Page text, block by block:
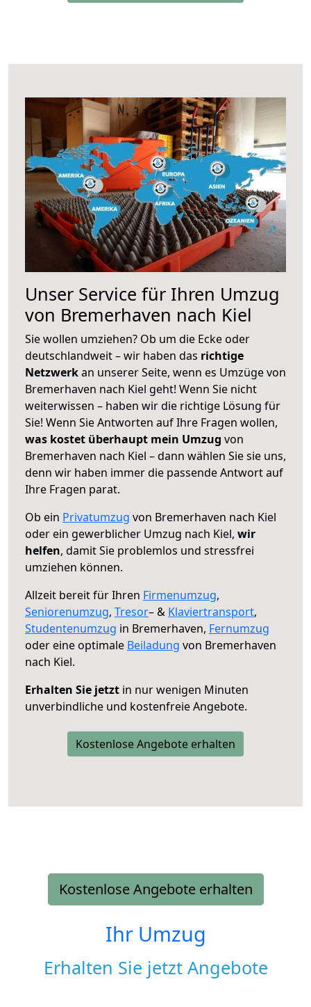
Unser Service für Ihren Umzug
von Bremerhaven nach Kiel
Sie wollen umziehen? Ob um die Ecke oder
deutschlandweit – wir haben das richtige
Netzwerkan unserer Seite, wenn es Umzüge von
Bremerhaven nach Kiel geht! Wenn Sie nicht
weiterwissen – haben wir die richtige Lösung für
Sie! Wenn Sie Antworten auf Ihre Fragen wollen,
was kostet überhaupt mein Umzug von
Bremerhaven nach Kiel – dann wählen Sie sie uns,
denn wir haben immer die passende Antwort auf
Ihre Fragen parat.
Ob ein Privatumzug von Bremerhaven nach Kiel
oder ein gewerblicher Umzug nach Kiel, wir
helfen, damit Sie problemlos und stressfrei
umziehen können.
Allzeit bereit für Ihren Firmenumzug,
Seniorenumzug, Tresor– & Klaviertransport,
Studentenumzug in Bremerhaven, Fernumzug
oder eine optimale Beiladung von Bremerhaven
nach Kiel.
Erhalten Sie jetzt in nur wenigen Minuten
unverbindliche und kostenfreie Angebote.
Kostenlose Angebote erhalten
Kostenlose Angebote erhalten
Ihr Umzug
Erhalten Sie jetzt Angebote